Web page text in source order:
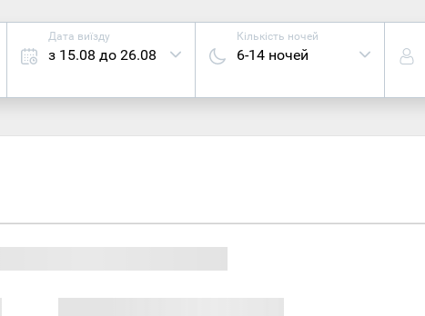
Дата виїзду
з 15.08 до 26.08
Кількість ночей
6-14 ночей